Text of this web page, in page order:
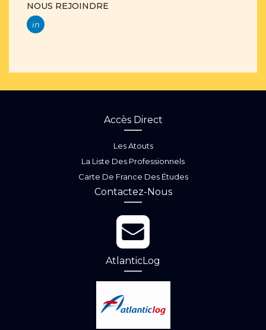
NOUS REJOINDRE
in
Accès Direct
Les Atouts
La Liste Des Professionnels
Carte De France Des Études
Contactez-Nous
AtlanticLog